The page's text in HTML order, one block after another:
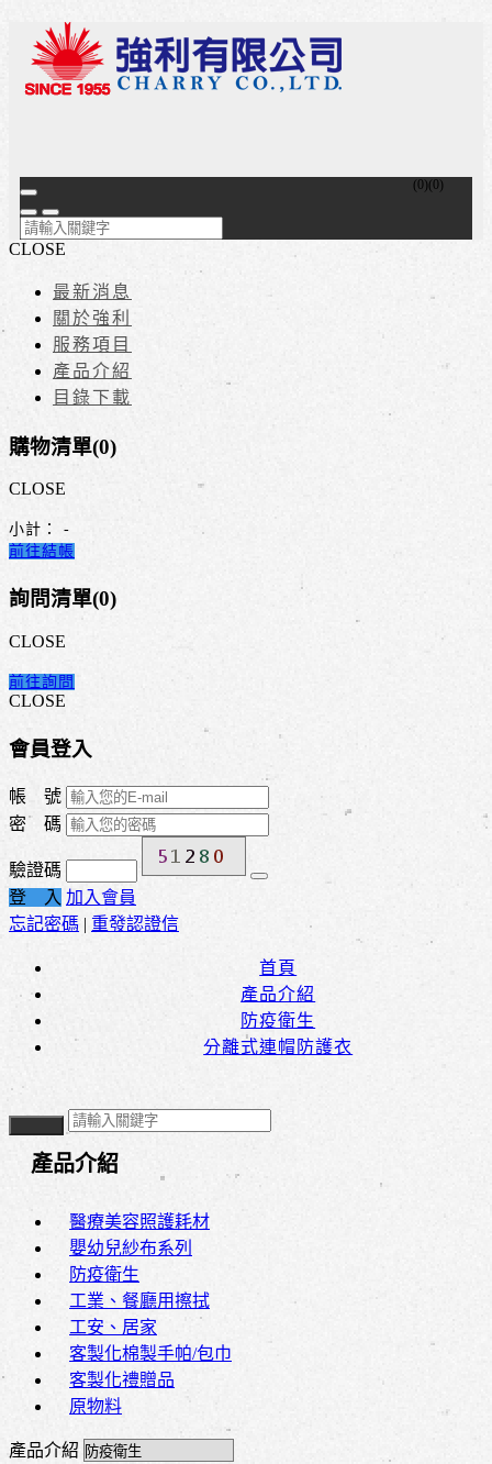
(0)(0)
CLOSE
最新消息
關於強利
服務項目
產品介紹
目錄下載
購物清單(0)
CLOSE
小計：
-
前往結帳
詢問清單(0)
CLOSE
前往詢問
CLOSE
會員登入
帳 號
密 碼
驗證碼
登 入 加入會員
忘記密碼 | 重發認證信
首頁
產品介紹
防疫衛生
分離式連帽防護衣
產品介紹
醫療美容照護耗材
嬰幼兒紗布系列
防疫衛生
工業、餐廳用擦拭
工安、居家
客製化棉製手帕/包巾
客製化禮贈品
原物料
產品介紹